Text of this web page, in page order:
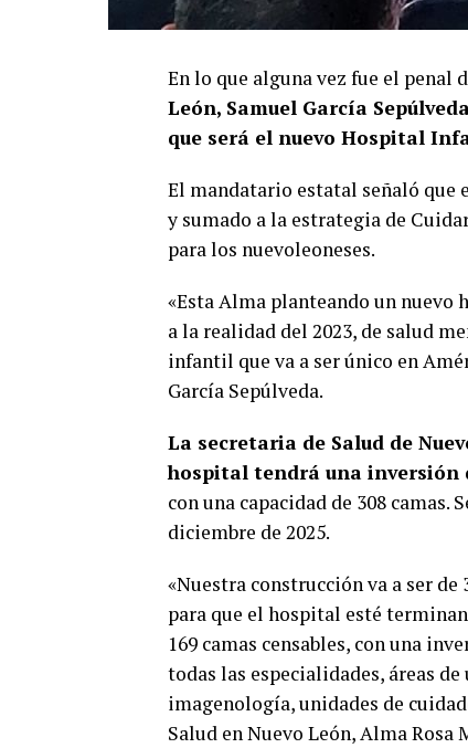
En lo que alguna vez fue el penal
León, Samuel García
que será el nuevo Hospital
El mandatario estatal señaló que
y sumado a la estrategia de
para los nuevoleoneses.
«Esta Alma planteando un nuevo
a la realidad del 2023, de salud
infantil que va a ser único en
García Sepúlveda.
La secretaria de Salud de
hospital tendrá una inversión
con una capacidad de 308
diciembre de 2025.
«Nuestra construcción va a ser
para que el hospital esté
169 camas censables, con una
todas las especialidades, áreas
imagenología, unidades de
Salud en Nuevo León, Alma Rosa